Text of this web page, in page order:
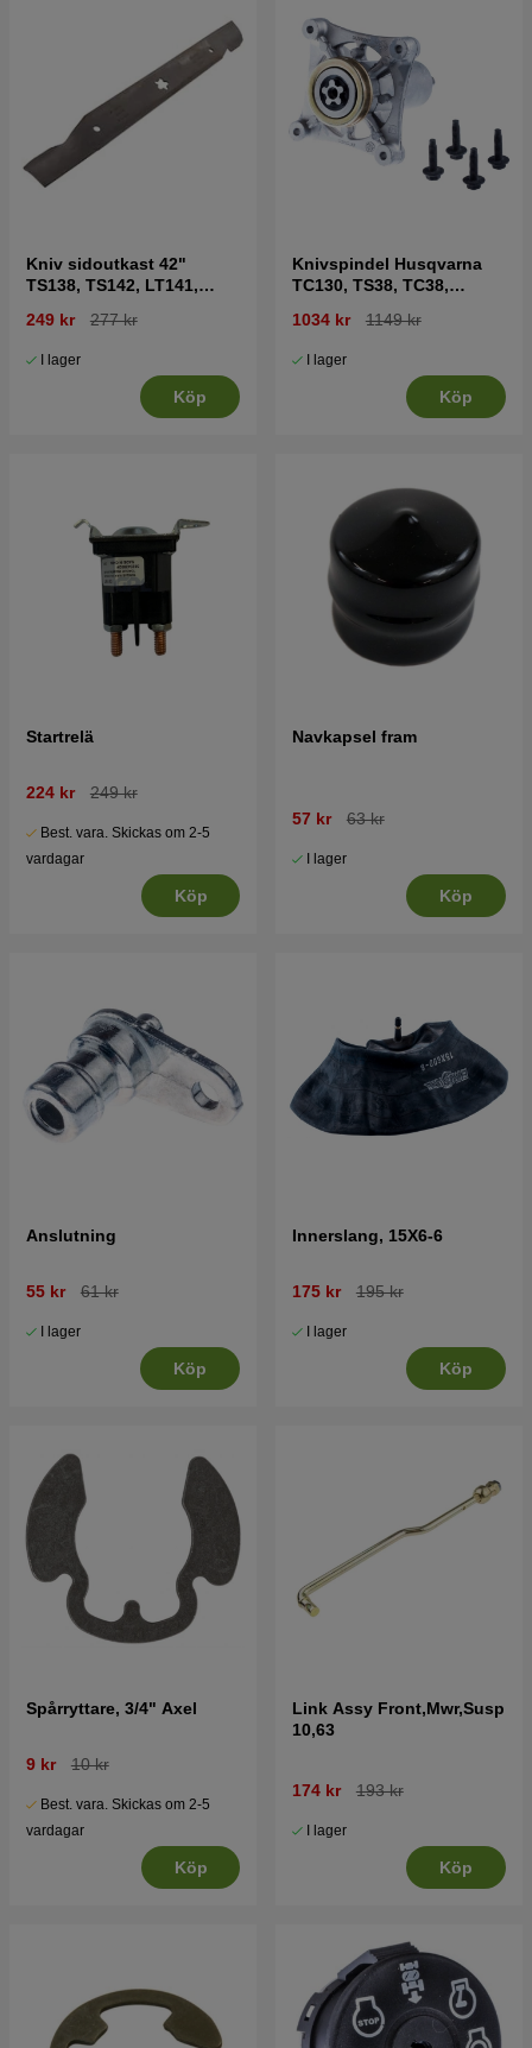
Kniv sidoutkast 42"
TS138, TS142, LT141,
249 kr 277 kr
I lager
Köp
Knivspindel Husqvarna
TC130, TS38, TC38,
1034 kr 1149 kr
I lager
Köp
Startrelä
224 kr 249 kr
Best. vara. Skickas om 2-5
vardagar
Köp
Navkapsel fram
57 kr 63 kr
I lager
Köp
Anslutning
55 kr 61 kr
I lager
Köp
Innerslang, 15X6-6
175 kr 195 kr
I lager
Köp
Spårryttare, 3/4" Axel
9 kr 10 kr
Best. vara. Skickas om 2-5
vardagar
Köp
Link Assy Front,Mwr,Susp
10,63
174 kr 193 kr
I lager
Köp